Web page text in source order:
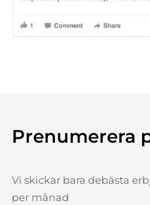
Prenumerera
Vi skickar bara debästa
per månad